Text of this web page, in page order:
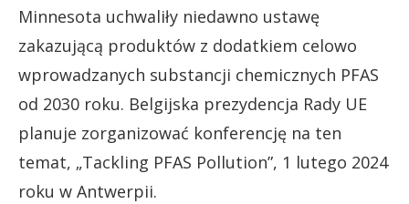
Minnesota uchwaliły niedawno ustawę
zakazującą produktów z dodatkiem celowo
wprowadzanych substancji chemicznych PFAS
od 2030 roku. Belgijska prezydencja Rady UE
planuje zorganizować konferencję na ten
temat, „Tackling PFAS Pollution”, 1 lutego 2024
roku w Antwerpii.